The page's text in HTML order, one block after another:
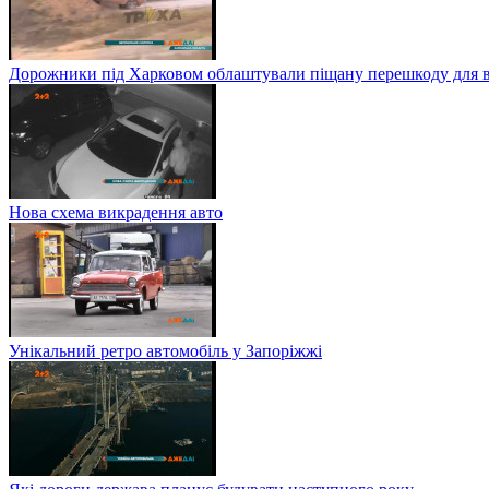
Дорожники під Харковом облаштували піщану перешкоду для
Нова схема викрадення авто
Унікальний ретро автомобіль у Запоріжжі